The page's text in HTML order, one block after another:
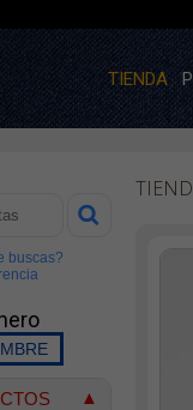
TIENDA
buscas?